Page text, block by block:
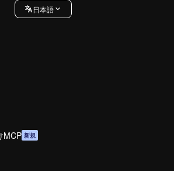
日本語
MCP 新規